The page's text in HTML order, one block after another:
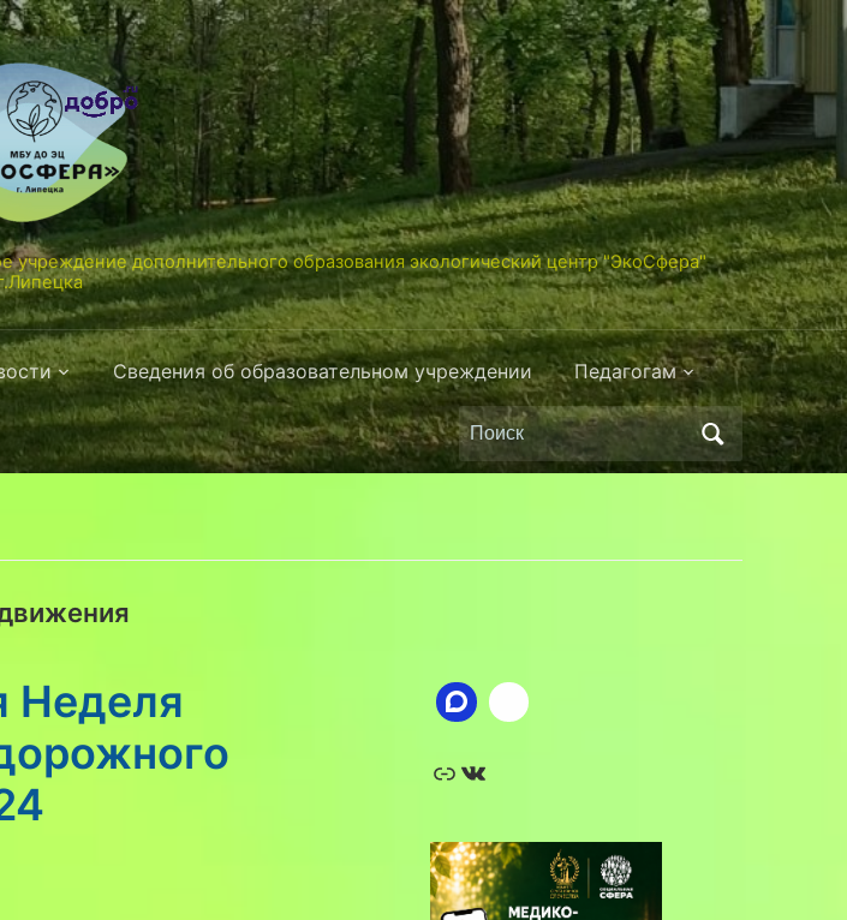
дополнительного образования экологический центр "ЭкоСфера"
Сведения об образовательном учреждении Педагогам
Поиск
по:
Неделя
Ссылка